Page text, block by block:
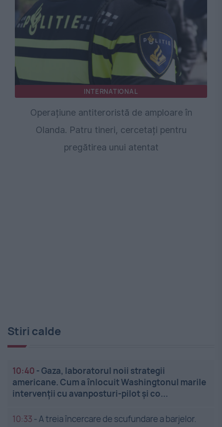
INTERNATIONAL
Operațiune antiteroristă de amploare în
Olanda. Patru tineri, cercetați pentru
pregătirea unui atentat
Stiri calde
10:40 -Gaza, laboratorul noii strategii
americane. Cum a înlocuit Washingtonul marile
intervenții cu avanposturi-pilot și co...
10:33 -A treia încercare de scufundare a barjelor.